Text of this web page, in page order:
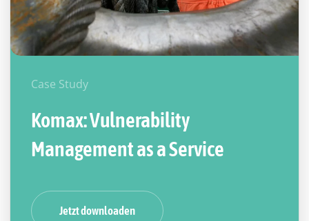
Case Study
Komax: Vulnerability
Management as a Service
Jetzt downloaden